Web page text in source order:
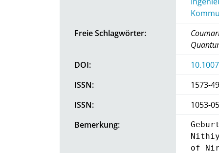
Freie Schlagwörter:
DOI:
ISSN:
1573-
ISSN:
1053-
Bemerkung:
of